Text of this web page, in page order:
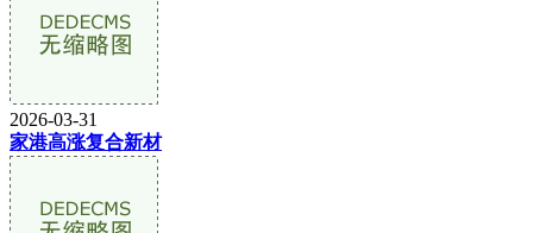
2026-03-31
家港高涨复合新材